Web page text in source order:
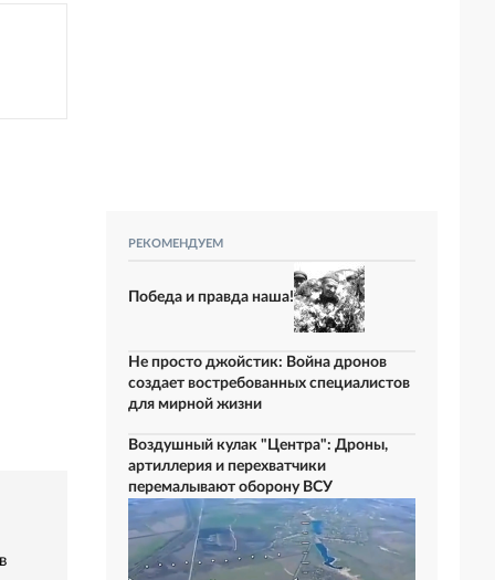
РЕКОМЕНДУЕМ
Победа и правда наша!
Не просто джойстик: Война дронов
создает востребованных специалистов
для мирной жизни
Воздушный кулак "Центра": Дроны,
артиллерия и перехватчики
перемалывают оборону ВСУ